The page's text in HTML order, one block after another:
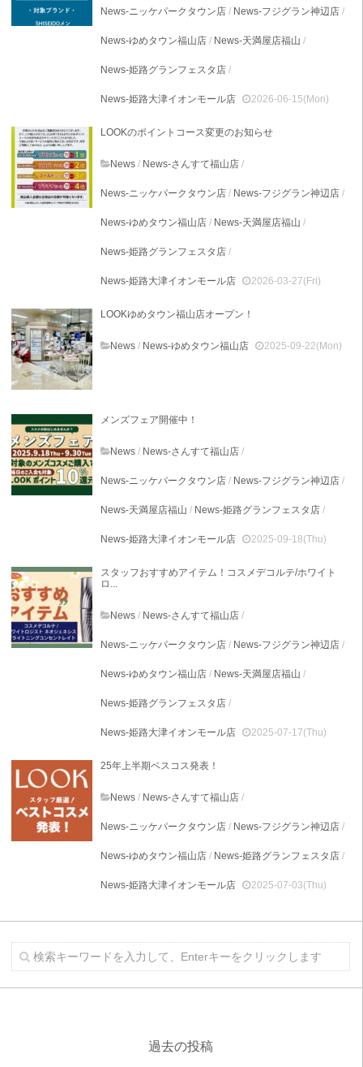
News-ニッケパークタウン店 / News-フジグラン神辺店 /
News-ゆめタウン福山店 / News-天満屋店福山 /
News-姫路グランフェスタ店 /
News-姫路大津イオンモール店 2026-06-15(Mon)
LOOKのポイントコース変更のお知らせ
News / News-さんすて福山店 /
News-ニッケパークタウン店 / News-フジグラン神辺店 /
News-ゆめタウン福山店 / News-天満屋店福山 /
News-姫路グランフェスタ店 /
News-姫路大津イオンモール店 2026-03-27(Fri)
LOOKゆめタウン福山店オープン！
News / News-ゆめタウン福山店 2025-09-22(Mon)
メンズフェア開催中！
News / News-さんすて福山店 /
News-ニッケパークタウン店 / News-フジグラン神辺店 /
News-天満屋店福山 / News-姫路グランフェスタ店 /
News-姫路大津イオンモール店 2025-09-18(Thu)
スタッフおすすめアイテム！コスメデコルテ/ホワイト
ロ...
News / News-さんすて福山店 /
News-ニッケパークタウン店 / News-フジグラン神辺店 /
News-ゆめタウン福山店 / News-天満屋店福山 /
News-姫路グランフェスタ店 /
News-姫路大津イオンモール店 2025-07-17(Thu)
25年上半期ベスコス発表！
News / News-さんすて福山店 /
News-ニッケパークタウン店 / News-フジグラン神辺店 /
News-ゆめタウン福山店 / News-姫路グランフェスタ店 /
News-姫路大津イオンモール店 2025-07-03(Thu)
過去の投稿